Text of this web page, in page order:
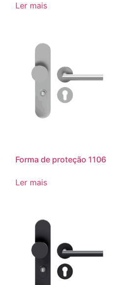
Ler mais
Forma de proteção 1106
Ler mais